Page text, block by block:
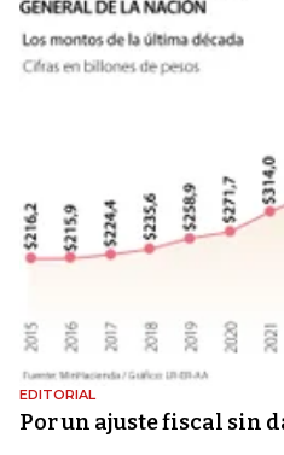
EDITORIAL
Por un ajuste fiscal sin